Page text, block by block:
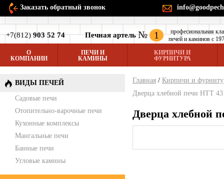
Заказать обратный звонок
+7(812) 903 52 74 Печная артель № 1
професиональная
печей и каминов с
О
КОМПАНИИ
ПЕЧИ И
КАМИНЫ
КИРПИЧИ И
ФУРНИТУРА
Главная / Кирпичи и
Дверца хлебной печи HTT
Дверца хлебной
ВИДЫ ПЕЧЕЙ
Садовые печи
Отопительно-варочные печи
Кухонные комплексы
Мангальные печи
Банные печи
Угловые камины